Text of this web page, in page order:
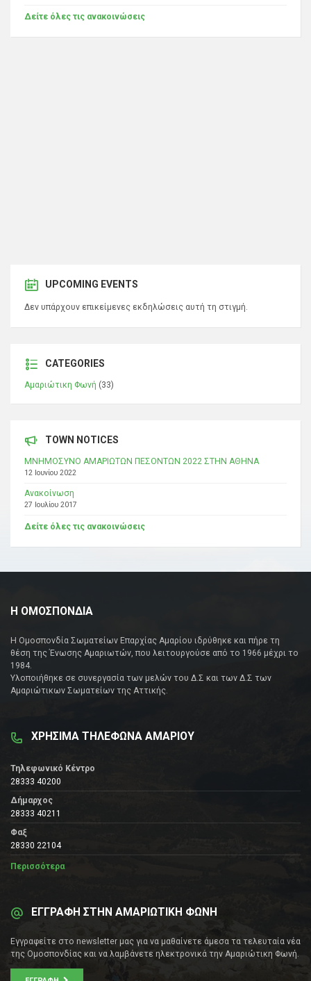
Δείτε όλες τις ανακοινώσεις
UPCOMING EVENTS
Δεν υπάρχουν επικείμενες εκδηλώσεις αυτή τη στιγμή.
CATEGORIES
Αμαριώτικη Φωνή (33)
TOWN NOTICES
ΜΝΗΜΟΣΥΝΟ ΑΜΑΡΙΩΤΩΝ ΠΕΣΟΝΤΩΝ 2022 ΣΤΗΝ ΑΘΗΝΑ
12 Ιουνίου 2022
Ανακοίνωση
27 Ιουλίου 2017
Δείτε όλες τις ανακοινώσεις
Η ΟΜΟΣΠΟΝΔΙΑ
Η Ομοσπονδία Σωματείων Επαρχίας Αμαρίου ιδρύθηκε και πήρε τη
θέση της Ένωσης Αμαριωτών, που λειτουργούσε από το 1966 μέχρι το
1984.
Υλοποιήθηκε σε συνεργασία των μελών του Δ.Σ και των Δ.Σ των
Αμαριώτικων Σωματείων της Αττικής.
ΧΡΗΣΙΜΑ ΤΗΛΕΦΩΝΑ ΑΜΑΡΙΟΥ
Τηλεφωνικό Κέντρο
28333 40200
Δήμαρχος
28333 40211
Φαξ
28330 22104
Περισσότερα
ΕΓΓΡΑΦΗ ΣΤΗΝ ΑΜΑΡΙΩΤΙΚΗ ΦΩΝΗ
Εγγραφείτε στο newsletter μας για να μαθαίνετε άμεσα τα τελευταία νέα
της Ομοσπονδίας και να λαμβάνετε ηλεκτρονικά την Αμαριώτικη Φωνή.